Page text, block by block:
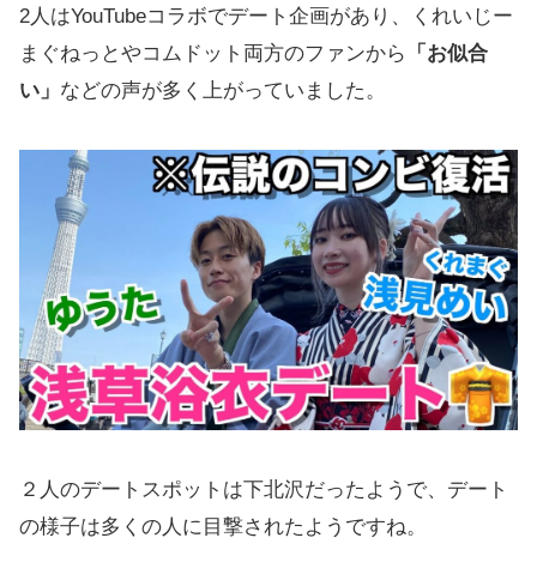
2人はYouTubeコラボでデート企画があり、くれいじー
まぐねっとやコムドット両方のファンから
「お似合
い」 などの声が多く上がっていました。
２人のデートスポットは下北沢だったようで、デート
の様子は多くの人に目撃されたようですね。